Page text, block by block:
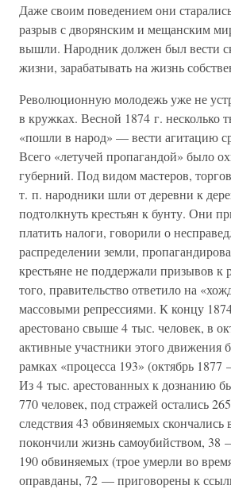
Даже своим поведением они
разрыв с дворянским и мещанским
вышли. Народник должен был вести
жизни, зарабатывать на жизнь
Революционную молодежь уже не
в кружках. Весной 1874 г. несколько
«пошли в народ» — вести агитацию
Всего «летучей пропагандой» было
губерний. Под видом мастеров,
т. п. народники шли от деревни к
подтолкнуть крестьян к бунту. Они
платить налоги, говорили о
распределении земли,
крестьяне не поддержали призывов
того, правительство ответило на
массовыми репрессиями. К концу
арестовано свыше 4 тыс. человек, в
активные участники этого движения
рамках «процесса 193» (октябрь
Из 4 тыс. арестованных к дознанию
770 человек, под стражей остались
следствия 43 обвиняемых
покончили жизнь самоубийством,
190 обвиняемых (трое умерли во
оправданы, 72 — приговорены к